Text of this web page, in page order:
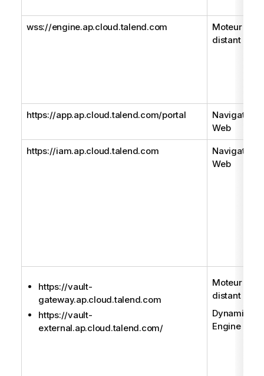
wss://engine.ap.cloud.talend.com
Moteur
distant
https://app.ap.cloud.talend.com/portal
Navigateur
Web
https://iam.ap.cloud.talend.com
Navigateur
Web
https://vault-
gateway.ap.cloud.talend.com
https://vault-
external.ap.cloud.talend.com/
Moteur
distant
Dynamic
Engine